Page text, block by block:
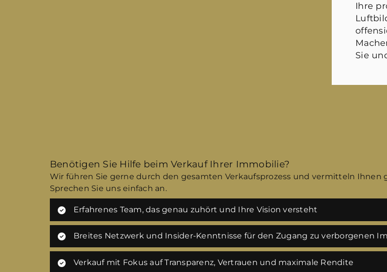
Ihre
Sie
Benötigen Sie Hilfe beim Verkauf Ihrer Immobilie?
Wir führen Sie gerne durch den gesamten Verkaufsprozess und vermitteln
Sprechen Sie uns einfach an.
Erfahrenes Team, das genau zuhört und Ihre Vision versteht
Breites Netzwerk und Insider-Kenntnisse für den Zugang zu verborgenen
Verkauf mit Fokus auf Transparenz, Vertrauen und maximale Rendite